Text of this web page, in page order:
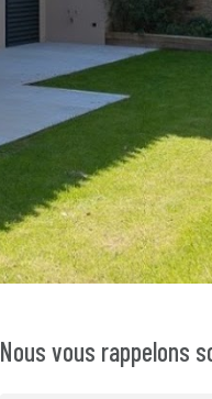
Nous vous rappelons